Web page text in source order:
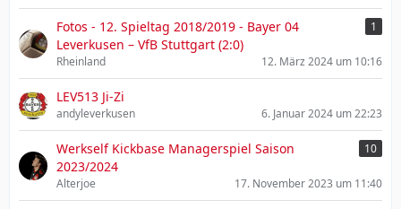
Fotos - 12. Spieltag 2018/2019 - Bayer 04
Leverkusen – VfB Stuttgart (2:0)
1
Rheinland 12. März 2024 um 10:16
LEV513 Ji-Zi
andyleverkusen 6. Januar 2024 um 22:23
Werkself Kickbase Managerspiel Saison
2023/2024
10
Alterjoe 17. November 2023 um 11:40